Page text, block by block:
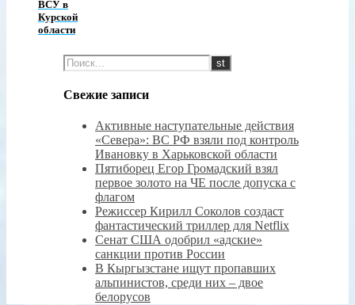
ВСУ в
Курской
области
Свежие записи
Активные наступательные действия
«Севера»: ВС РФ взяли под контроль
Ивановку в Харьковской области
Пятиборец Егор Громадский взял
первое золото на ЧЕ после допуска с
флагом
Режиссер Кирилл Соколов создаст
фантастический триллер для Netflix
Сенат США одобрил «адские»
санкции против России
В Кыргызстане ищут пропавших
альпинистов, среди них – двое
белорусов